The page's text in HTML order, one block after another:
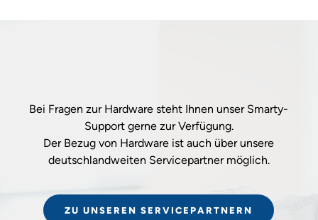
Bei Fragen zur Hardware steht Ihnen unser Smarty-
Support gerne zur Verfügung.
Der Bezug von Hardware ist auch über unsere
deutschlandweiten Servicepartner möglich.
ZU UNSEREN SERVICEPARTNERN